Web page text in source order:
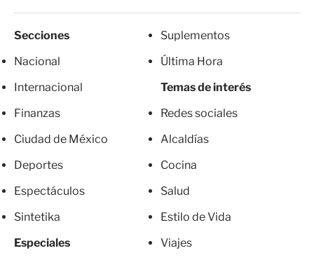
Secciones
Nacional
Internacional
Finanzas
Ciudad de México
Deportes
Espectáculos
Sintetika
Especiales
Suplementos
Última Hora
Temas de interés
Redes sociales
Alcaldías
Cocina
Salud
Estilo de Vida
Viajes